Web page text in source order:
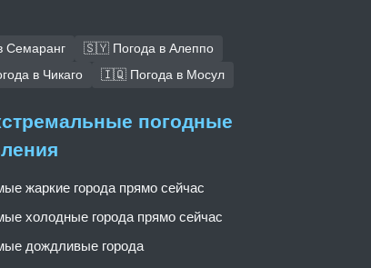
🇸🇾 Погода в Алеппо
в Чикаго 🇮🇶 Погода в Мосул
погодные
жаркие города прямо сейчас
холодные города прямо сейчас
дождливые города